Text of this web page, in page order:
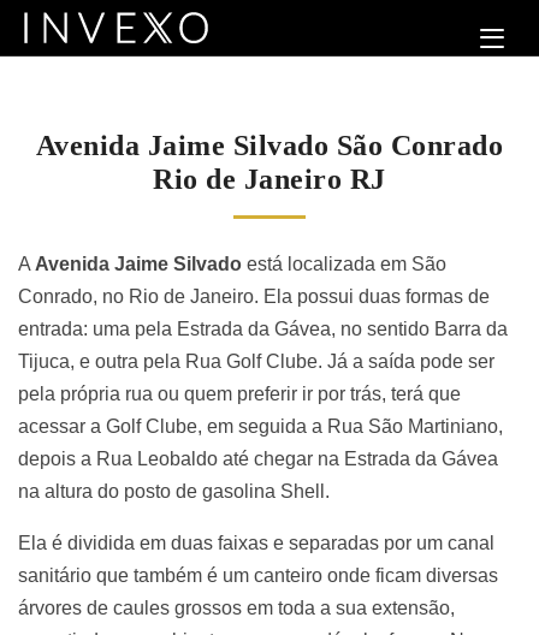
Avenida Jaime Silvado São Conrado
Rio de Janeiro RJ
A Avenida Jaime Silvado está localizada em São
Conrado, no Rio de Janeiro. Ela possui duas formas de
entrada: uma pela Estrada da Gávea, no sentido Barra da
Tijuca, e outra pela Rua Golf Clube. Já a saída pode ser
pela própria rua ou quem preferir ir por trás, terá que
acessar a Golf Clube, em seguida a Rua São Martiniano,
depois a Rua Leobaldo até chegar na Estrada da Gávea
na altura do posto de gasolina Shell.
Ela é dividida em duas faixas e separadas por um canal
sanitário que também é um canteiro onde ficam diversas
árvores de caules grossos em toda a sua extensão,